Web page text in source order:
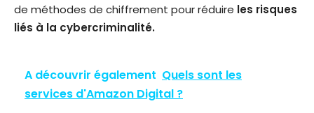
de méthodes de chiffrement pour réduire les risques
liés à la cybercriminalité.
A découvrir également Quels sont les
services d'Amazon Digital ?